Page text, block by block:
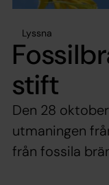
Lyssna
stift
Den 28
utmaningen
från fossila